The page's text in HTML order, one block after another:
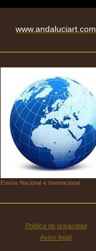
www.andaluciart.com
Envíos Nacional e Internacional
Política de privacidad
Aviso legal